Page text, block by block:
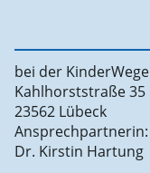
bei der
Kahlhorststraße 35
23562 Lübeck
Ansprechpartnerin:
Dr. Kirstin Hartung